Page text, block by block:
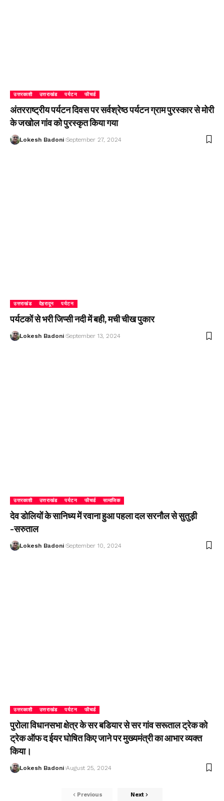
उत्तरकाशी उत्तराखंड पर्यटन फीचर्ड
अंतरराष्ट्रीय पर्यटन दिवस पर सर्वश्रेष्ठ पर्यटन ग्राम पुरस्कार से मोरी
के जखोल गांव को पुरस्कृत किया गया
Lokesh Badoni September 27, 2024
उत्तराखंड देहरादून पर्यटन
पर्यटकों से भरी जिप्सी नदी में बही, मची चीख पुकार
Lokesh Badoni September 13, 2024
उत्तरकाशी उत्तराखंड पर्यटन फीचर्ड सामाजिक
देव डोलियों के सानिध्य में रवाना हुआ पहला दल सरनौल से सुतुड़ी
-सरुताल
Lokesh Badoni September 10, 2024
उत्तरकाशी उत्तराखंड पर्यटन फीचर्ड
पुरोला विधानसभा क्षेत्र के सर बडियार से सर गांव सरूताल ट्रेक को
ट्रेक ऑफ द ईयर घोषित किए जाने पर मुख्यमंत्री का आभार व्यक्त
किया।
Lokesh Badoni August 25, 2024
Previous Next